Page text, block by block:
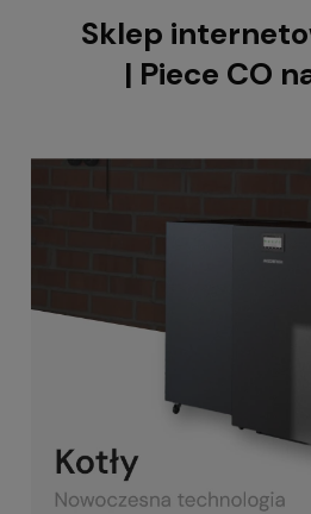
Sklep
| Piece CO